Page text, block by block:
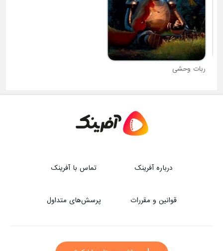
ربات وحشی
درباره آفرینک تماس با آفرینک
قوانین و مقررات پرسش‌های متداول